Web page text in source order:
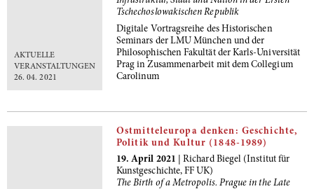
AKTUELLE
VERANSTALTUNGEN
26. 04. 2021
Tschechoslowakischen Republik
Digitale Vortragsreihe des Historischen
Seminars der LMU München und der
Philosophischen Fakultät der Karls-Universität
Prag in Zusammenarbeit mit dem Collegium
Carolinum
Ostmitteleuropa denken: Geschichte,
Politik und Kultur (1848-1989)
19. April 2021 | Richard Biegel (Institut für
Kunstgeschichte, FF UK)
The Birth of a Metropolis. Prague in the Late